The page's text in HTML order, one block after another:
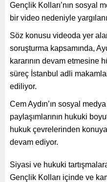
Gençlik Kolları’nın sosyal
bir video nedeniyle
Söz konusu videoda yer
soruşturma kapsamında,
kararının devam etmesine
süreç İstanbul adli
ediliyor.
Cem Aydın’ın sosyal
paylaşımlarının hukuki
hukuk çevrelerinden
devam ediyor.
Siyasi ve hukuki
Gençlik Kolları içinde ve